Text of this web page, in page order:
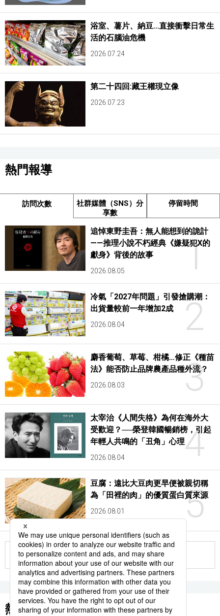
浴室、薯片、納豆...直接衝擊日常生
活的石腦油危機
2026.07.24
第二十四回:藏王權現立像
2026.07.23
熱門報導
訪問次數
社群媒體（SNS）分
享數
停留時間
1
追悼東野圭吾：無人能想到的詭計
——推理小說不朽經典《嫌疑犯X的
獻身》背後的故事
2026.08.05
2
冷氣「2027年問題」引發搶購潮：
出貨量較前一年增加2成
2026.08.04
3
麝香葡萄、草莓、柑橘…修正《種苗
法》能否防止品牌農產品種外流？
2026.08.03
4
太宰治《人間失格》為何在海外大
受歡迎？──榮登韓國暢銷榜，引起
年輕人共鳴的「丑角」心理
2026.08.04
5
豆腐：遠比大豆肉更早便被親切稱
為「田裡的肉」的優質蛋白質來源
2026.08.01
更多
熱門關鍵詞